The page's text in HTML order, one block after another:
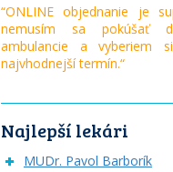
“ONLINE objednanie je
nemusím sa pokúšať
ambulancie a vyberiem
najvhodnejší termín.“
Najlepší lekári
MUDr. Pavol Barborík